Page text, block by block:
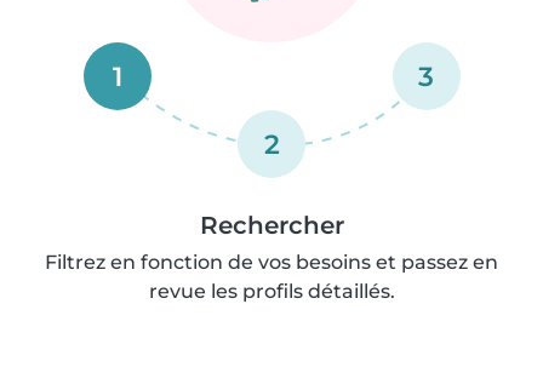
1
2
3
Rechercher
Filtrez en fonction de vos besoins et passez en
revue les profils détaillés.